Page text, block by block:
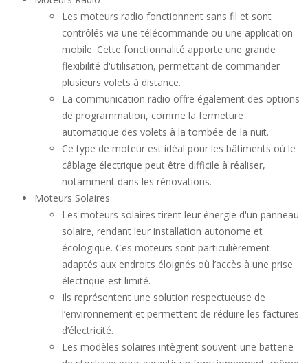
Les moteurs radio fonctionnent sans fil et sont
contrôlés via une télécommande ou une application
mobile. Cette fonctionnalité apporte une grande
flexibilité d'utilisation, permettant de commander
plusieurs volets à distance.
La communication radio offre également des options
de programmation, comme la fermeture
automatique des volets à la tombée de la nuit.
Ce type de moteur est idéal pour les bâtiments où le
câblage électrique peut être difficile à réaliser,
notamment dans les rénovations.
Moteurs Solaires
Les moteurs solaires tirent leur énergie d'un panneau
solaire, rendant leur installation autonome et
écologique. Ces moteurs sont particulièrement
adaptés aux endroits éloignés où l’accès à une prise
électrique est limité.
Ils représentent une solution respectueuse de
l’environnement et permettent de réduire les factures
d’électricité.
Les modèles solaires intègrent souvent une batterie